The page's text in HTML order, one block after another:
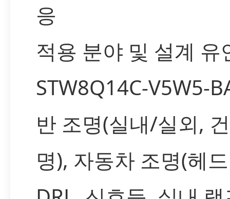
응
적용 분야 및 설계 유
STW8Q14C-V5W5-
반 조명(실내/실외,
명), 자동차 조명(헤